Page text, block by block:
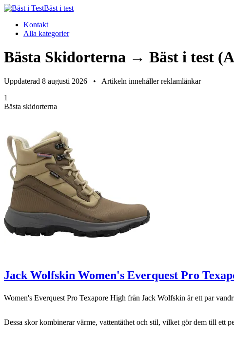
Bäst i test
Kontakt
Alla kategorier
Bästa Skidorterna → Bäst i test
Uppdaterad 8 augusti 2026 •
Artikeln innehåller reklamlänkar
1
Bästa skidorterna
Jack Wolfskin Women's Everquest Pro
Women's Everquest Pro Texapore High från Jack Wolfskin är ett par
Dessa skor kombinerar värme, vattentäthet och stil, vilket gör dem till ett